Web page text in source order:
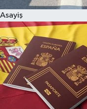
Asayiş
Teknoloji
Televizyon
Yaşam-Çevre